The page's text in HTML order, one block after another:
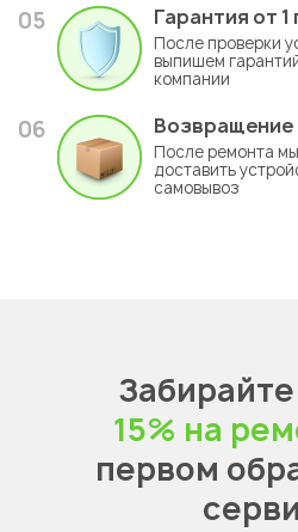
05 Гарантия от 1
После проверки
выпишем
компании
06 Возвращение
После ремонта
доставить
самовывоз
15% на
первом